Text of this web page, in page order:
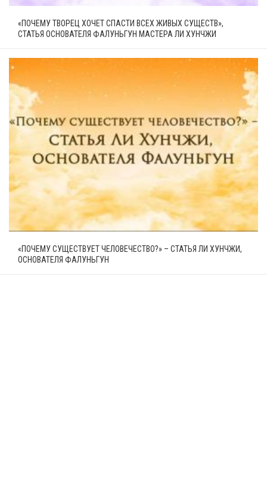
«ПОЧЕМУ ТВОРЕЦ ХОЧЕТ СПАСТИ ВСЕХ ЖИВЫХ СУЩЕСТВ»,
СТАТЬЯ ОСНОВАТЕЛЯ ФАЛУНЬГУН МАСТЕРА ЛИ ХУНЧЖИ
«ПОЧЕМУ СУЩЕСТВУЕТ ЧЕЛОВЕЧЕСТВО?» – СТАТЬЯ ЛИ ХУНЧЖИ,
ОСНОВАТЕЛЯ ФАЛУНЬГУН